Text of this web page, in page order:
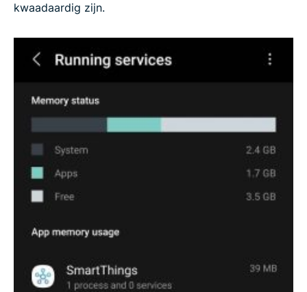
kwaadaardig zijn.